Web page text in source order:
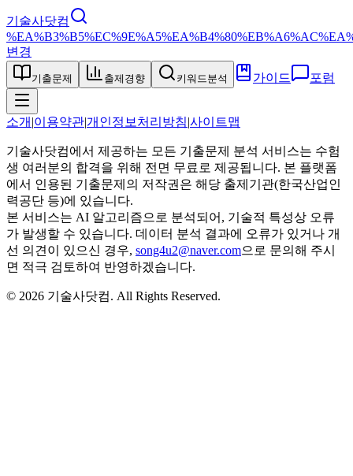
기술사닷컴
변경
기출문제 출제경향 키워드분석 가이드 포럼
소개 |이용약관|개인정보처리방침|사이트맵
기술사닷컴에서 제공하는 모든 기출문제 분석 서비스는 수험
생 여러분의 합격을 위해 전면 무료로 제공됩니다. 본 플랫폼
에서 인용된 기출문제의 저작권은 해당 출제기관(한국산업인
력공단 등)에 있습니다.
본 서비스는 AI 알고리즘으로 분석되어, 기술적 특성상 오류
가 발생할 수 있습니다. 데이터 분석 결과에 오류가 있거나 개
선 의견이 있으신 경우, song4u2@naver.com으로 문의해 주시
면 적극 검토하여 반영하겠습니다.
© 2026 기술사닷컴. All Rights Reserved.